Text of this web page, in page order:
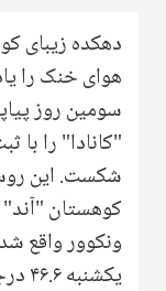
دهکده زیبای
هوای خنک را
سومین روز
شکست. این